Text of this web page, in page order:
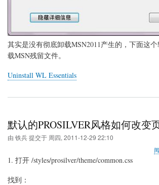
其实是没有彻底卸载MSN2011产生的，下面这
载MSN残留文件。
Uninstall WL Essentials
默认的PROSILVER风格如何改变
由 铁兵提交于 周四, 2011-12-29 22:10
1. 打开 /styles/prosilver/theme/common.css
找到：